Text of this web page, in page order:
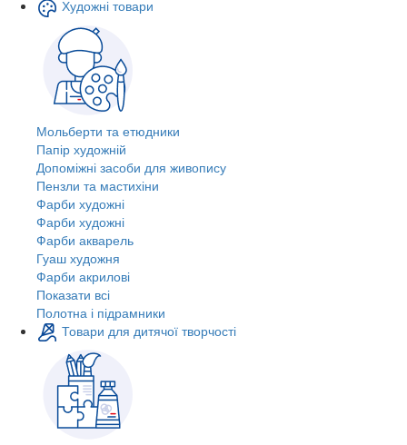
Художні товари
Мольберти та етюдники
Папір художній
Допоміжні засоби для живопису
Пензли та мастихіни
Фарби художні
Фарби художні
Фарби акварель
Гуаш художня
Фарби акрилові
Показати всі
Полотна і підрамники
Товари для дитячої творчості